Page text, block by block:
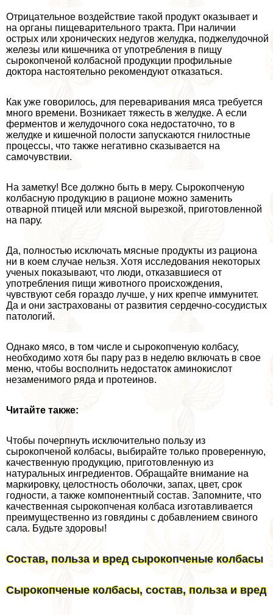
Отрицательное воздействие такой продукт оказывает и
на органы пищеварительного тpaкта. При наличии
острых или хронических недугов желудка, поджелудочной
железы или кишечника от употрeбления в пищу
сырокопченой колбасной продукции профильные
доктора настоятельно рекомендуют отказаться.
Как уже говорилось, для переваривания мяса требуется
много времени. Возникает тяжесть в желудке. А если
ферментов и желудочного сока недостаточно, то в
желудке и кишечной полости запускаются гнилостные
процессы, что также негативно сказывается на
самочувствии.
На заметку! Все должно быть в меру. Сырокопченую
колбасную продукцию в рационе можно заменить
отварной птицей или мясной вырезкой, приготовленной
на пару.
Да, полностью исключать мясные продукты из рациона
ни в коем случае нельзя. Хотя исследования некоторых
ученых показывают, что люди, отказавшиеся от
употрeбления пищи животного происхождения,
чувствуют себя гораздо лучше, у них крепче иммунитет.
Да и они застрахованы от развития сердечно-сосудистых
патологий.
Однако мясо, в том числе и сырокопченую колбасу,
необходимо хотя бы пару раз в неделю включать в свое
меню, чтобы восполнить недостаток аминокислот
незаменимого ряда и протеинов.
Читайте также:
Чтобы почерпнуть исключительно пользу из
сырокопченой колбасы, выбирайте только проверенную,
качественную продукцию, приготовленную из
натуральных ингредиентов. Обращайте внимание на
маркировку, целостность оболочки, запах, цвет, срок
годности, а также компонентный состав. Запомните, что
качественная сырокопченая колбаса изготавливается
преимущественно из говядины с добавлением свиного
сала. Будьте здоровы!
Состав, польза и вред сырокопченые колбасы
Сырокопченые колбасы, состав, польза и вред